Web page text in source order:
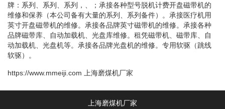
牌：系列、系列、系列，、；承接各种型号脱机计费开盘磁带机的
维修和保养（本公司备有大量的系列、系列备件）。承接医疗机用
英寸开盘磁带机的维修。承接各品牌英寸磁带机的维修。承接各种
品牌磁带库、自动加载机、光盘库维修。租凭磁带机、磁带库、自
动加载机、光盘机等。承接各品牌光盘机的维修。专用软驱（跳线
软驱）。
https://www.mmeiji.com 上海磨煤机厂家
上海磨煤机厂家